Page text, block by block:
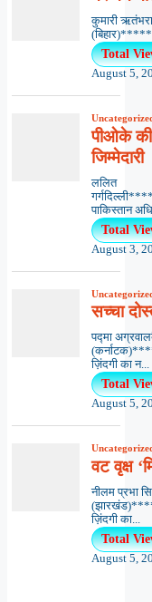
कुमारी
Total
August 5,
पीओके की
जिम्मेदारी
ललित
पाकिस्तान
Total
August 3,
सच्चा
पद्मा
ज़िंदगी का न...
Total
August 5,
Uncategorized
वट वृक्ष
नीलम प्रभा
ज़िंदगी का...
Total
August 5,